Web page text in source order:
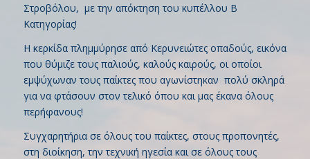
Στροβόλου, με την απόκτηση του κυπέλλου Β
Κατηγορίας!
Η κερκίδα πλημμύρησε από Κερυνειώτες οπαδούς, εικόνα
που θύμιζε τους παλιούς, καλούς καιρούς, οι οποίοι
εμψύχωναν τους παίκτες που αγωνίστηκαν πολύ σκληρά
για να φτάσουν στον τελικό όπου και μας έκανα όλους
περήφανους!
Συγχαρητήρια σε όλους του παίκτες, στους προπονητές,
στη διοίκηση, την τεχνική ηγεσία και σε όλους τους